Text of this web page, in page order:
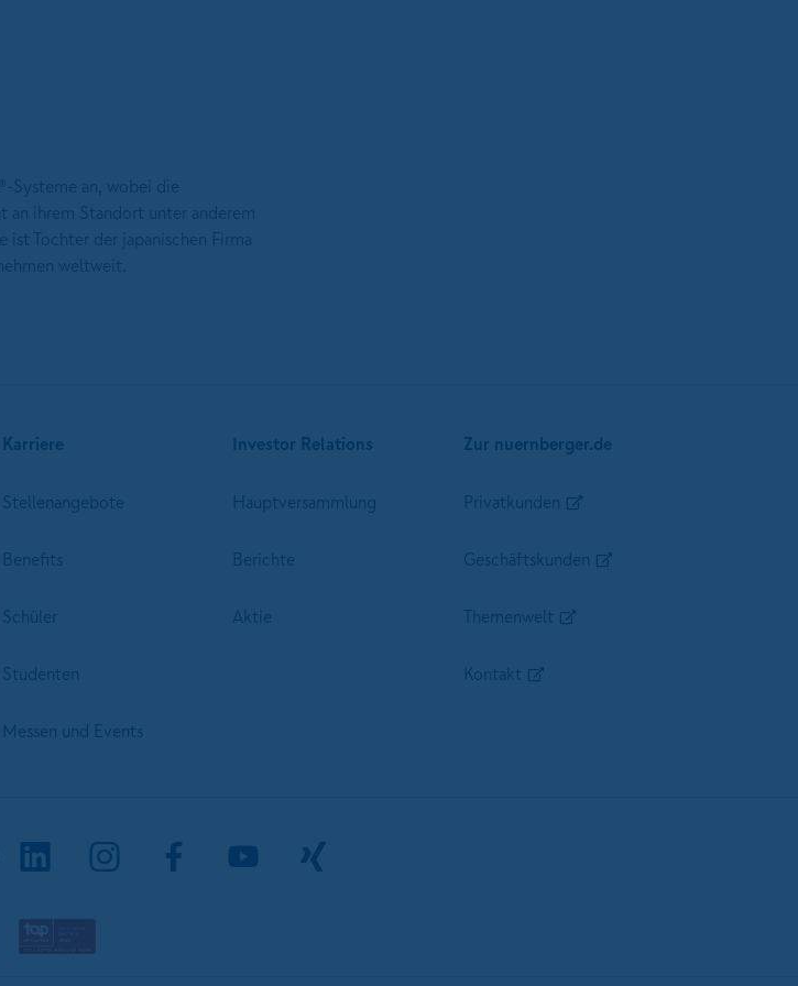
Karriere
Stellenangebote
Benefits
Schüler
Studenten
Messen und Events
Investor Relations
Hauptversammlung
Berichte
Aktie
Zur nuernberger.de
Privatkunden
Geschäftskunden
Themenwelt
Kontakt